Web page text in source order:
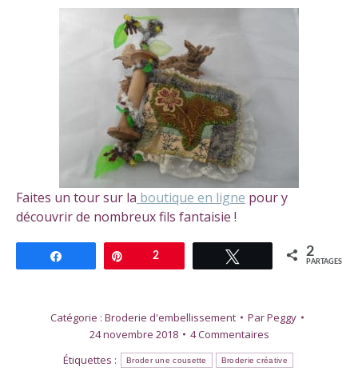
Faites un tour sur la boutique en ligne pour y
découvrir de nombreux fils fantaisie !
Partagez Épingle
2 Tweetez 2
PARTAGES
Catégorie : Broderie d'embellissement ParPeggy
24 novembre 2018
4 Commentaires
Étiquettes :
Broder une cousette Broderie créative